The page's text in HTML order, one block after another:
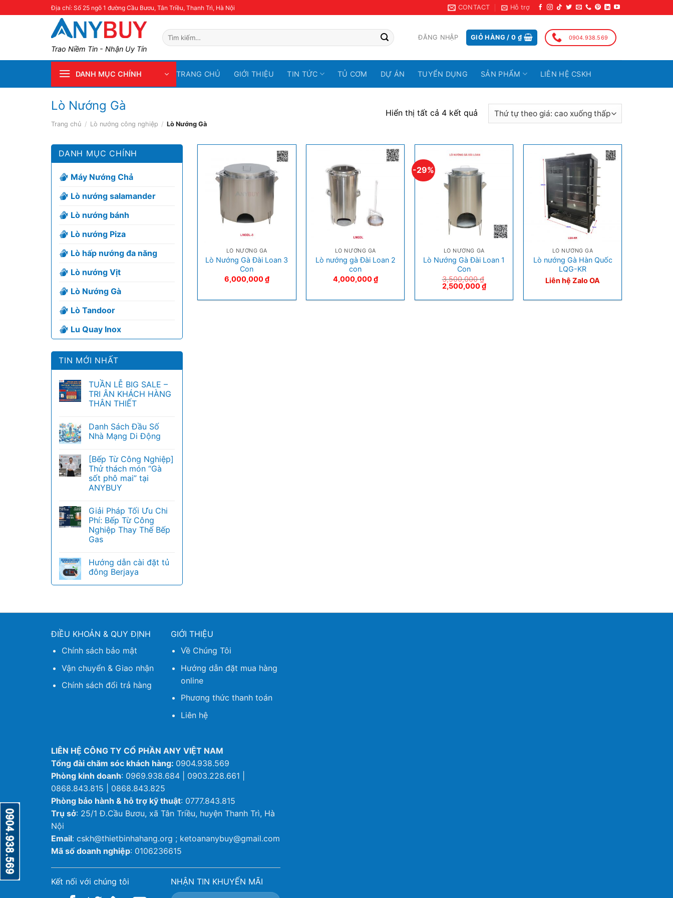
Địa chỉ: Số 25 ngõ 1 đường Cầu Bươu, Tân Triều, Thanh Trì, Hà Nội CONTACT Hỗ trợ
Trao Niềm Tin - Nhận Uy Tín
Tìm
kiếm:
ĐĂNG NHẬP GIỎ HÀNG /0 ₫ 0904.938.569
DANH MỤC CHÍNH TRANG CHỦ GIỚI THIỆU TIN TỨC TỦ CƠM DỰ ÁN TUYỂN DỤNG SẢN PHẨM LIÊN HỆ CSKH
Lò Nướng Gà
Trang chủ / Lò nướng công nghiệp / Lò Nướng Gà
Hiển thị tất cả 4 kết quả
DANH MỤC CHÍNH
Máy Nướng Chả
Lò nướng salamander
Lò nướng bánh
Lò nướng Piza
Lò hấp nướng đa năng
Lò nướng Vịt
Lò Nướng Gà
Lò Tandoor
Lu Quay Inox
TIN MỚI NHẤT
TUẦN LỄ BIG SALE –
TRI ÂN KHÁCH HÀNG
THÂN THIẾT
Danh Sách Đầu Số
Nhà Mạng Di Động
[Bếp Từ Công Nghiệp]
Thử thách món “Gà
sốt phô mai” tại
ANYBUY
Giải Pháp Tối Ưu Chi
Phí: Bếp Từ Công
Nghiệp Thay Thế Bếp
Gas
Hướng dẫn cài đặt tủ
đông Berjaya
LÒ NƯỚNG GÀ
Lò Nướng Gà Đài Loan 3
Con
6,000,000₫
LÒ NƯỚNG GÀ
Lò nướng gà Đài Loan 2
con
4,000,000₫
-29%
LÒ NƯỚNG GÀ
Lò Nướng Gà Đài Loan 1
Con
3,500,000₫
2,500,000₫
LÒ NƯỚNG GÀ
Lò nướng Gà Hàn Quốc
LQG-KR
Liên hệ Zalo OA
ĐIỀU KHOẢN & QUY ĐỊNH
Chính sách bảo mật
Vận chuyển & Giao nhận
Chính sách đổi trả hàng
GIỚI THIỆU
Về Chúng Tôi
Hướng dẫn đặt mua hàng
online
Phương thức thanh toán
Liên hệ
LIÊN HỆ CÔNG TY CỔ PHẦN ANY VIỆT NAM
Tổng đài chăm sóc khách hàng: 0904.938.569
Phòng kinh doanh: 0969.938.684 | 0903.228.661 |
0868.843.815 | 0868.843.825
Phòng bảo hành & hỗ trợ kỹ thuật: 0777.843.815
Trụ sở: 25/1 Đ.Cầu Bươu, xã Tân Triều, huyện Thanh Trì, Hà
Nội
Email: cskh@thietbinhahang.org ; ketoananybuy@gmail.com
Mã số doanh nghiệp: 0106236615
Kết nối với chúng tôi NHẬN TIN KHUYẾN MÃI